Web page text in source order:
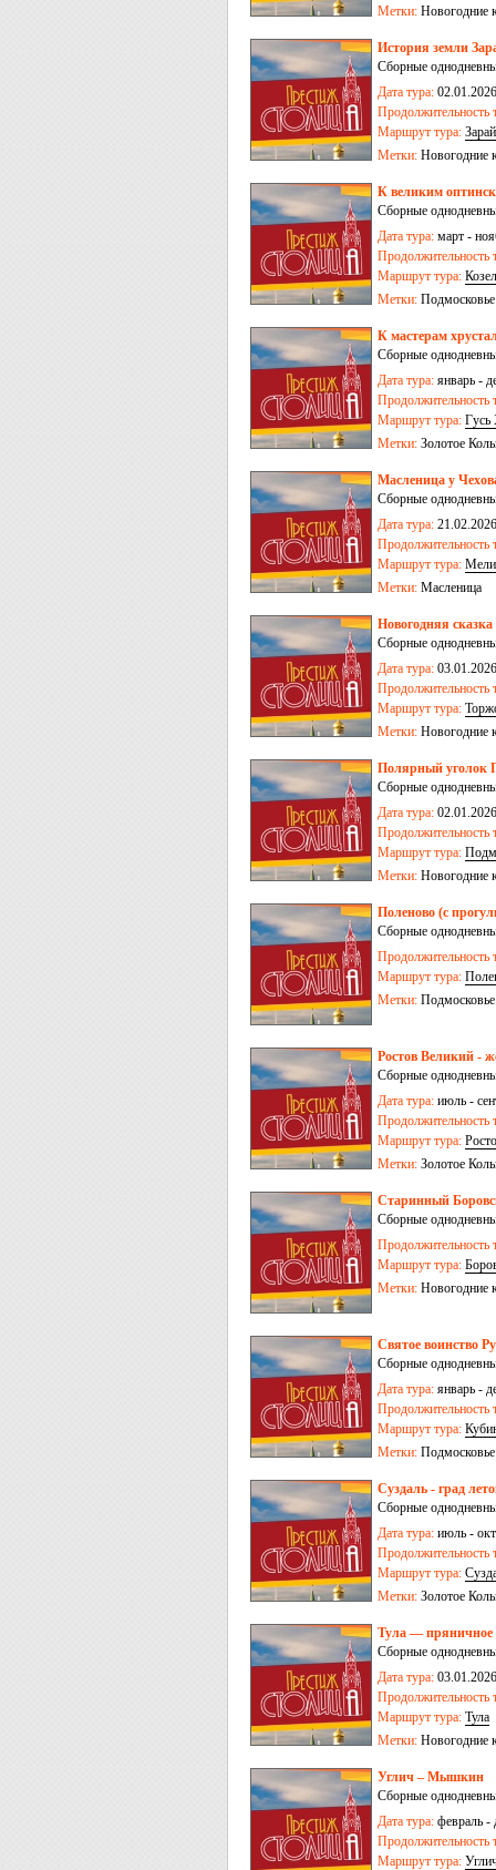
Метки: Новогодние
История земли
Сборные
Дата тура:
Продолжительность
Маршрут тура:
Метки: Новогодние
К великим
Сборные
Дата тура: март -
Продолжительность
Маршрут тура:
Метки: Подмосковье
К мастерам
Сборные
Дата тура: январь -
Продолжительность
Маршрут тура: Гусь
Метки: Золотое
Масленица у
Сборные
Дата тура: 21.02.2026
Продолжительность
Маршрут тура:
Метки: Масленица
Новогодняя
Сборные
Дата тура:
Продолжительность
Маршрут тура:
Метки: Новогодние
Полярный уголок
Сборные
Дата тура:
Продолжительность
Маршрут тура:
Метки: Новогодние
Поленово (с
Сборные
Продолжительность
Маршрут тура:
Метки: Подмосковье
Ростов Великий -
Сборные
Дата тура: июль -
Продолжительность
Маршрут тура:
Метки: Золотое
Старинный
Сборные
Продолжительность
Маршрут тура:
Метки: Новогодние
Святое воинство
Сборные
Дата тура: январь -
Продолжительность
Маршрут тура:
Метки: Подмосковье
Суздаль - град
Сборные
Дата тура: июль -
Продолжительность
Маршрут тура:
Метки: Золотое
Тула — пряничное
Сборные
Дата тура:
Продолжительность
Маршрут тура: Тула
Метки: Новогодние
Углич – Мышкин
Сборные
Дата тура: февраль -
Продолжительность
Маршрут тура: